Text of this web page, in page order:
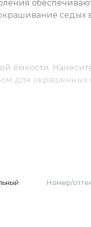
окрашивание
ёмкости.
для окрашенных
визуальная.
г краски. Оксид
Номер/